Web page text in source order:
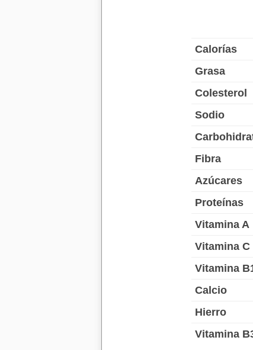
Calorías
Grasa
Colesterol
Sodio
Fibra
Azúcares
Proteínas
Vitamina A
Vitamina C
Vitamina
Calcio
Hierro
Vitamina